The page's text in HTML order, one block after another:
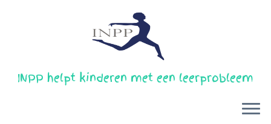
INPP helpt kinderen met een leerprobleem
Home » Hoe aanmelden, therapieverloop en tarieven
Hoe aanmelden, therapieverloop en